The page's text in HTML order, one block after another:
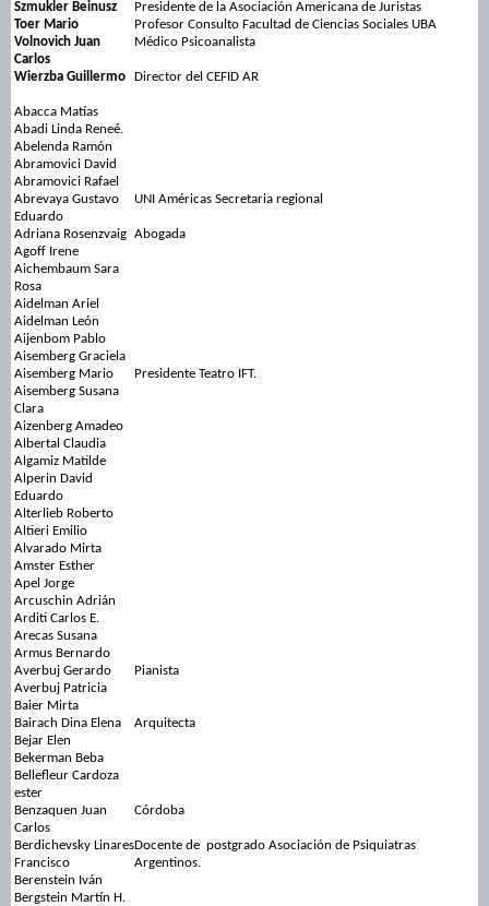
Szmukler Beinusz
Presidente de la Asociación Americana de Juristas
Toer Mario
Profesor Consulto Facultad de Ciencias Sociales UBA
Volnovich Juan
Carlos
Médico Psicoanalista
Wierzba Guillermo Director del CEFID AR
Abacca Matías
Abadi Linda Reneé.
Abelenda Ramón
Abramovici David
Abramovici Rafael
Abrevaya Gustavo
Eduardo
UNI Américas Secretaria regional
Adriana Rosenzvaig Abogada
Agoff Irene
Aichembaum Sara
Rosa
Aidelman Ariel
Aidelman León
Aijenbom Pablo
Aisemberg Graciela
Aisemberg Mario
Presidente Teatro IFT.
Aisemberg Susana
Clara
Aizenberg Amadeo
Albertal Claudia
Algamiz Matilde
Alperin David
Eduardo
Alterlieb Roberto
Altieri Emilio
Alvarado Mirta
Amster Esther
Apel Jorge
Arcuschin Adrián
Arditi Carlos E.
Arecas Susana
Armus Bernardo
Averbuj Gerardo
Pianista
Averbuj Patricia
Baier Mirta
Bairach Dina Elena
Arquitecta
Bejar Elen
Bekerman Beba
Bellefleur Cardoza
ester
Benzaquen Juan
Carlos
Córdoba
Berdichevsky Linares
Francisco
Docente de postgrado Asociación de Psiquiatras
Argentinos.
Berenstein Iván
Bergstein Martín H.